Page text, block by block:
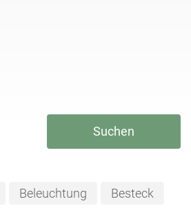
Suchen
Beleuchtung
Besteck